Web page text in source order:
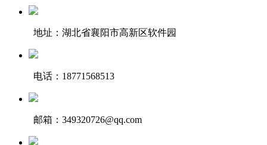
地址：湖北省襄阳市高新区软件园
电话：18771568513
邮箱：349320726@qq.com